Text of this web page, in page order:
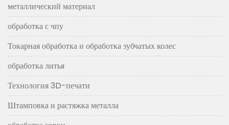
металлический материал
обработка с чпу
Токарная обработка и обработка зубчатых колес
обработка литья
Технология 3D-печати
Штамповка и растяжка металла